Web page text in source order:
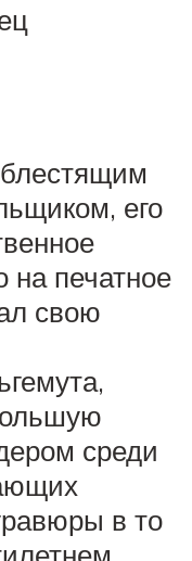
его
на печатное
свою
среди
в то